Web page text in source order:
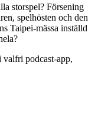
storspel? Försening
spelhösten och den
Taipei-mässa inställd
valfri podcast-app,